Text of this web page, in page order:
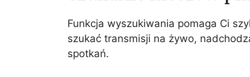
Funkcja wyszukiwania pomaga Ci
szukać transmisji na żywo,
spotkań.